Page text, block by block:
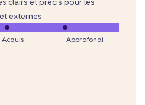
externes
Acquis Approfondi